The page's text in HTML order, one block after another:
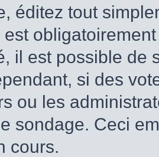
éditez tout
il est possible de
si des
ou les
sondage. Ceci
cours.